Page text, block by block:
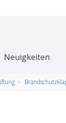
Neuigkeiten